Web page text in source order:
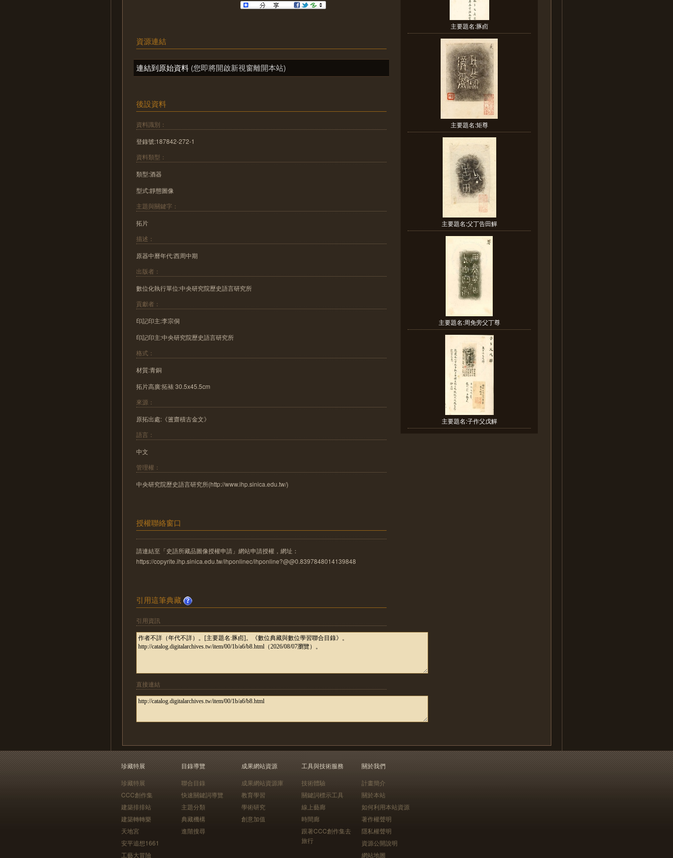
資源連結
連結到原始資料 (您即將開啟新視窗離開本站)
後設資料
資料識別：
登錄號:187842-272-1
資料類型：
類型:酒器
型式:靜態圖像
主題與關鍵字：
拓片
描述：
原器中曆年代:西周中期
出版者：
數位化執行單位:中央研究院歷史語言研究所
貢獻者：
印記印主:李宗侗
印記印主:中央研究院歷史語言研究所
格式：
材質:青銅
拓片高廣:拓裱 30.5x45.5cm
來源：
原拓出處:《簠齋積古金文》
語言：
中文
管理權：
中央研究院歷史語言研究所(http://www.ihp.sinica.edu.tw/)
授權聯絡窗口
請連結至「史語所藏品圖像授權申請」網站申請授權，網址：
https://copyrite.ihp.sinica.edu.tw/ihponlinec/ihponline?@@0.8397848014139848
引用這筆典藏
引用資訊
直接連結
主要題名:豚卣
主要題名:矩尊
主要題名:父丁告田觶
主要題名:周免旁父丁尊
主要題名:子作父戊觶
珍藏特展
珍藏特展
CCC創作集
建築排排站
建築轉轉樂
天地宮
安平追想1661
工藝大冒險
目錄導覽
聯合目錄
快速關鍵詞導覽
主題分類
典藏機構
進階搜尋
成果網站資源
成果網站資源庫
教育學習
學術研究
創意加值
工具與技術服務
技術體驗
關鍵詞標示工具
線上藝廊
時間廊
跟著CCC創作集去
旅行
關於我們
計畫簡介
關於本站
如何利用本站資源
著作權聲明
隱私權聲明
資源公開說明
網站地圖